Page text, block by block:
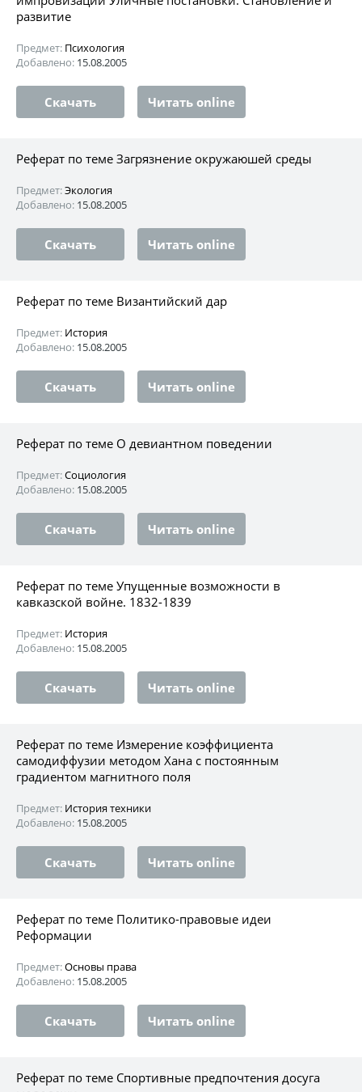
развитие
Предмет: Психология
Добавлено: 15.08.2005
Скачать Читать online
Реферат по теме Загрязнение окружаюшей среды
Предмет:Экология
Добавлено: 15.08.2005
Скачать Читать online
Реферат по теме Византийский дар
Предмет: История
Добавлено: 15.08.2005
Скачать Читать online
Реферат по теме О девиантном поведении
Предмет:Социология
Добавлено: 15.08.2005
Скачать Читать online
Реферат по теме Упущенные возможности в
кавказской войне. 1832-1839
Предмет: История
Добавлено: 15.08.2005
Скачать Читать online
Реферат по теме Измерение коэффициента
самодиффузии методом Хана с постоянным
градиентом магнитного поля
Предмет: История техники
Добавлено: 15.08.2005
Скачать Читать online
Реферат по теме Политико-правовые идеи
Реформации
Предмет:Основы права
Добавлено: 15.08.2005
Скачать Читать online
Реферат по теме Спортивные предпочтения досуга